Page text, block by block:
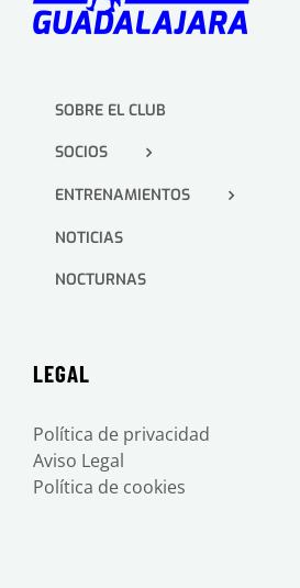
SOBRE EL CLUB
SOCIOS
ENTRENAMIENTOS
NOTICIAS
NOCTURNAS
LEGAL
Política de privacidad
Aviso Legal
Política de cookies